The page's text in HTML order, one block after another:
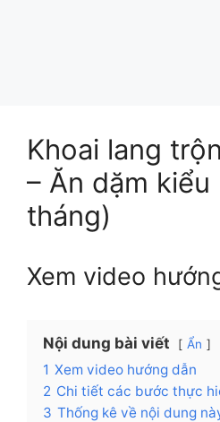
Khoai lang
– Ăn dặm
tháng)
Xem video
Nội dung bài viết Ẩn
1 Xem video hướng dẫn
2 Chi tiết các bước thực
3 Thống kê về nội dung